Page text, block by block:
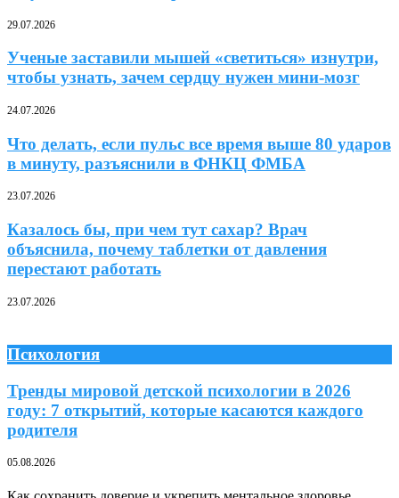
29.07.2026
Ученые заставили мышей «светиться» изнутри,
чтобы узнать, зачем сердцу нужен мини-мозг
24.07.2026
Что делать, если пульс все время выше 80 ударов
в минуту, разъяснили в ФНКЦ ФМБА
23.07.2026
Казалось бы, при чем тут сахар? Врач
объяснила, почему таблетки от давления
перестают работать
23.07.2026
Психология
Тренды мировой детской психологии в 2026
году: 7 открытий, которые касаются каждого
родителя
05.08.2026